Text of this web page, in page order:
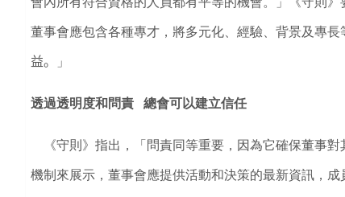
董事會應包含各種專才，將多元化、經驗、背景及專
益。 」
透過透明度和問責 總會可以建立信任
《守則》指出，「問責同等重要，因為它確保董事
機制來展示，董事會應提供活動和決策的最新資訊，